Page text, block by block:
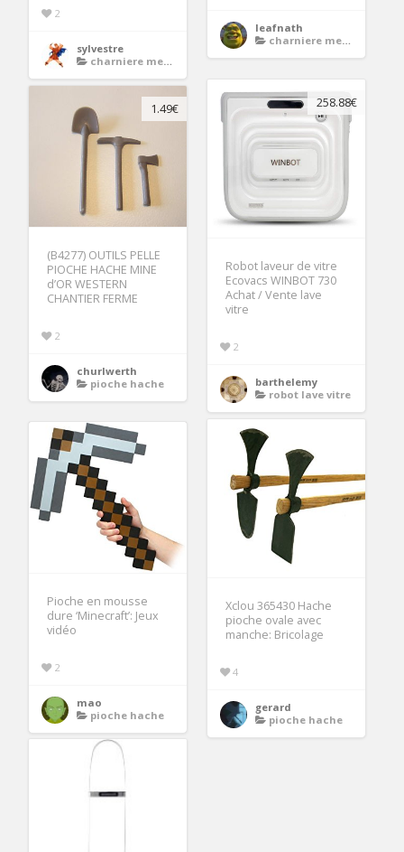
leafnath
charniere meuble cuisine
2
sylvestre
charniere meuble cuisine
258.88€
Robot laveur de vitre
Ecovacs WINBOT 730
Achat / Vente lave
vitre
2
barthelemy
robot lave vitre
1.49€
(B4277) OUTILS PELLE
PIOCHE HACHE MINE
d’OR WESTERN
CHANTIER FERME
2
churlwerth
pioche hache
Xclou 365430 Hache
pioche ovale avec
manche: Bricolage
4
gerard
pioche hache
Pioche en mousse
dure ‘Minecraft’: Jeux
vidéo
2
mao
pioche hache